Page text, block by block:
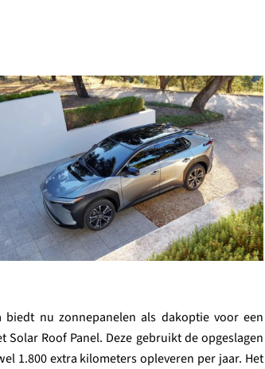
nu zonnepanelen als dakoptie voor een
Roof Panel. Deze gebruikt de opgeslagen
1.800 extra kilometers opleveren per jaar. Het